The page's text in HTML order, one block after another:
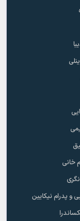
خانی
و پدرام نیکایین